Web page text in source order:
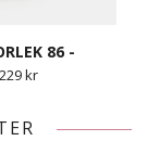
86 -
229 kr